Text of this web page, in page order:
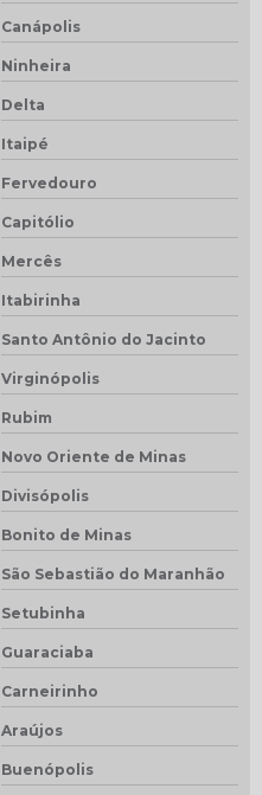
Canápolis
Ninheira
Delta
Itaipé
Fervedouro
Capitólio
Mercês
Itabirinha
Santo Antônio do Jacinto
Virginópolis
Rubim
Novo Oriente de Minas
Divisópolis
Bonito de Minas
São Sebastião do Maranhão
Setubinha
Guaraciaba
Carneirinho
Araújos
Buenópolis